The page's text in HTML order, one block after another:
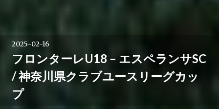
2025-02-16
フロンターレU18 – エスペランサSC
/ 神奈川県クラブユースリーグカッ
プ